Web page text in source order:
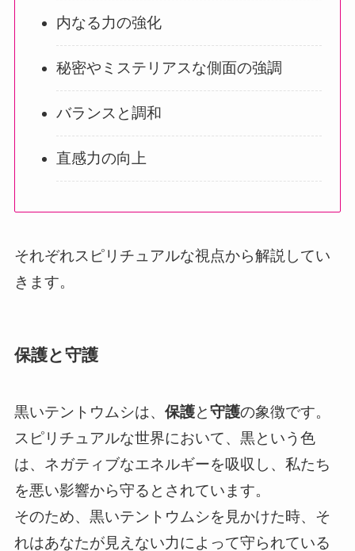
内なる力の強化
秘密やミステリアスな側面の強調
バランスと調和
直感力の向上
それぞれスピリチュアルな視点から解説してい
きます。
保護と守護
黒いテントウムシは、 保護と守護の象徴です。
スピリチュアルな世界において、黒という色
は、ネガティブなエネルギーを吸収し、私たち
を悪い影響から守るとされています。
そのため、黒いテントウムシを見かけた時、そ
れはあなたが見えない力によって守られている